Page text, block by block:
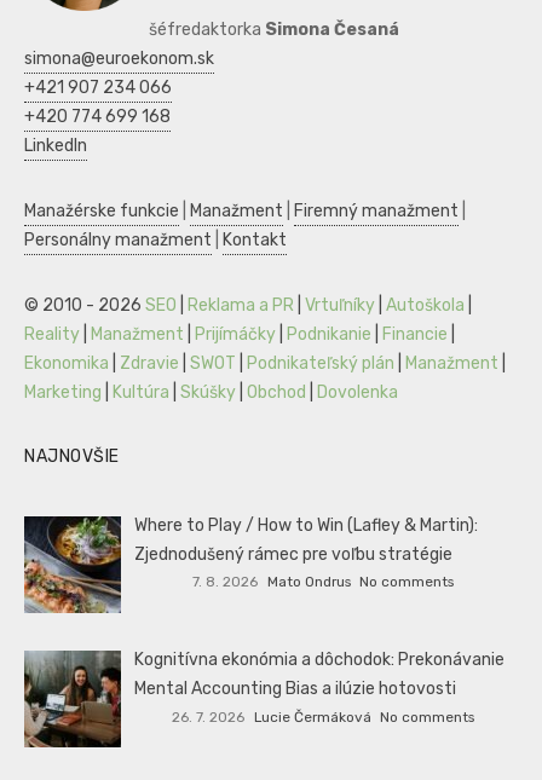
šéfredaktorka Simona Česaná
simona@euroekonom.sk
+421 907 234 066
+420 774 699 168
LinkedIn
Manažérske funkcie Manažment Firemný manažment
Personálny manažment
Kontakt
© 2010 - 2026 SEO Reklama a PR Vrtuľníky Autoškola
Reality
Manažment Prijímáčky Podnikanie Financie
Ekonomika
Zdravie SWOT Podnikateľský plán Manažment
Marketing
Kultúra Skúšky Obchod Dovolenka
NAJNOVŠIE
Where to Play / How to Win (Lafley & Martin):
Zjednodušený rámec pre voľbu stratégie
7. 8. 2026 Mato Ondrus No comments
Kognitívna ekonómia a dôchodok: Prekonávanie
Mental Accounting Bias a ilúzie hotovosti
26. 7. 2026 Lucie Čermáková No comments